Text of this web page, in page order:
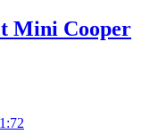
Mini Cooper